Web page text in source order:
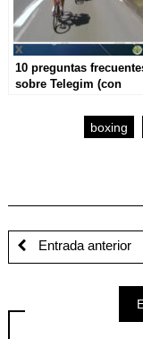
10 preguntas
sobre Telegim (con
boxing
Entrada anterior